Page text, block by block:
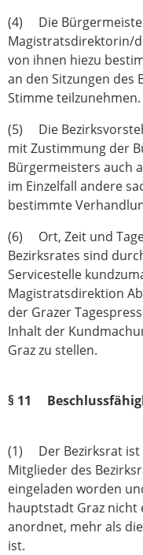
(4) Die
Magistratsdirektorin/
von ihnen hiezu
an den Sitzungen des
Stimme teilzunehmen.
(5) Die
mit Zustimmung der
Bürgermeisters auch
im Einzelfall andere
bestimmte
(6) Ort, Zeit und
Bezirksrates sind
Servicestelle
Magistratsdirektion
der Grazer
Inhalt der
Graz zu stellen.
§ 11
(1) Der Bezirksrat ist
Mitglieder des
eingeladen worden
hauptstadt Graz nicht
anordnet, mehr als
ist.